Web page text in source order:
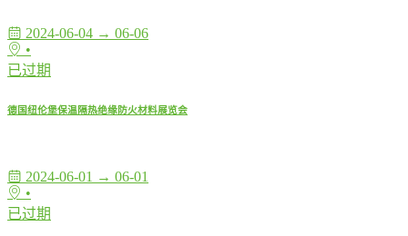
2024-06-04 → 06-06
•
已过期
德国纽伦堡保温隔热绝缘防火材料展览会
2024-06-01 → 06-01
•
已过期